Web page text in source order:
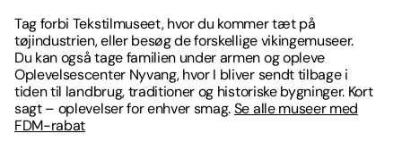
Tag forbi Tekstilmuseet, hvor du kommer tæt på
tøjindustrien, eller besøg de forskellige vikingemuseer.
Du kan også tage familien under armen og opleve
Oplevelsescenter Nyvang, hvor I bliver sendt tilbage i
tiden til landbrug, traditioner og historiske bygninger. Kort
sagt – oplevelser for enhver smag.Se alle museer med
FDM-rabat